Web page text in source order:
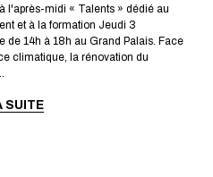
l'après-midi « Talents » dédié au
et à la formation Jeudi 3
de 14h à 18h au Grand Palais. Face
climatique, la rénovation du
SUITE